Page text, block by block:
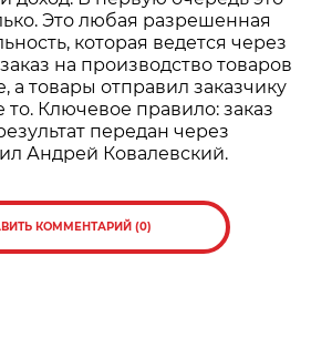
Это любая разрешенная
которая ведется через
на производство товаров
а товары отправил заказчику
то. Ключевое правило: заказ
передан через
Андрей Ковалевский.
КОММЕНТАРИЙ (0)